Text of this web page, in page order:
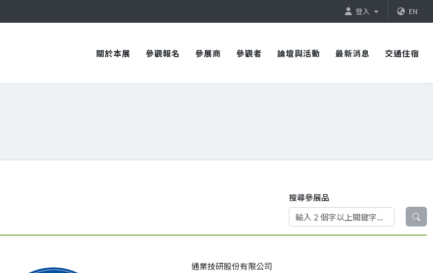
登入 EN
關於本展 參觀報名 參展商 參觀者 論壇與活動 最新消息 交通住宿
搜尋參展品
通業技研股份有限公司